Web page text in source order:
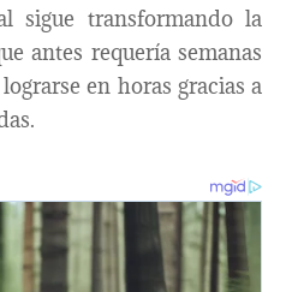
sigue transformando la
antes requería semanas
en horas gracias a